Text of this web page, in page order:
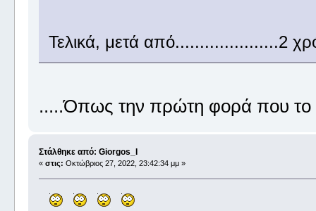
Τελικά, μετά από.....................2
.....Όπως την πρώτη φορά που
Στάλθηκε από: Giorgos_I
« στις: Οκτώβριος 27, 2022, 23:42:34 μμ »